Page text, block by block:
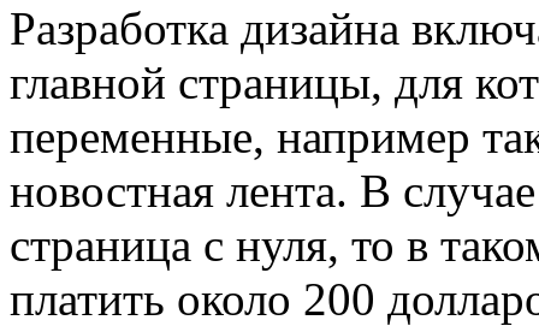
Разработка дизайна
главной страницы, для
переменные, например
новостная лента. В
страница с нуля, то в
платить около 200